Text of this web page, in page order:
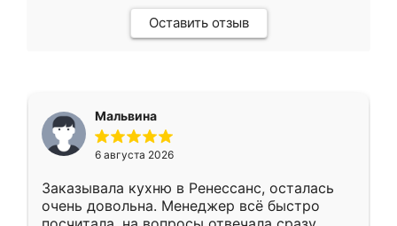
Оставить отзыв
Мальвина
6 августа 2026
Заказывала кухню в Ренессанс, осталась
очень довольна. Менеджер всё быстро